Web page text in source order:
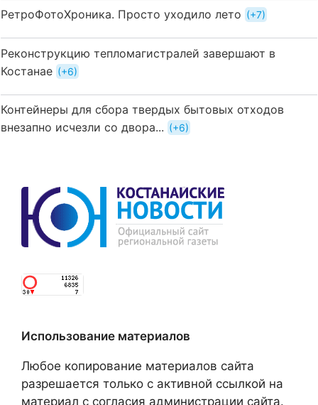
РетроФотоХроника. Просто уходило лето +7
Реконструкцию тепломагистралей завершают в
Костанае
+6
Контейнеры для сбора твердых бытовых отходов
внезапно исчезли со двора...
+6
Использование материалов
Любое копирование материалов сайта
разрешается только с активной ссылкой на
материал с согласия администрации сайта.